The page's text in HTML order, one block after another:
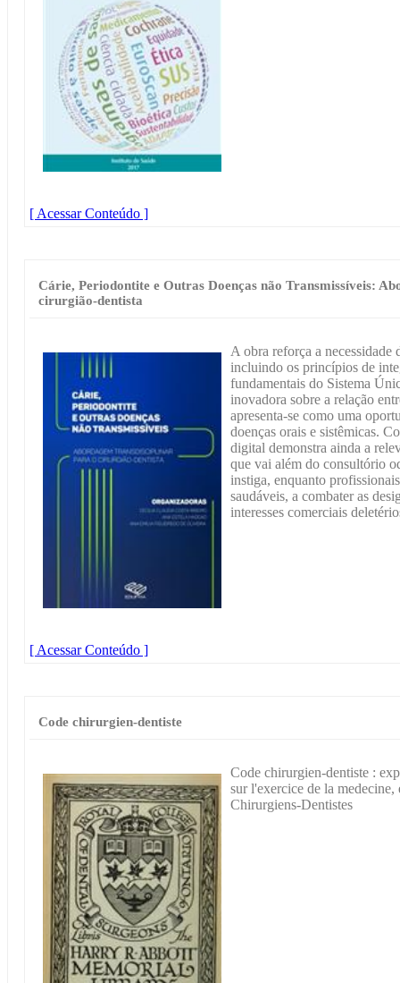
[ Acessar Conteúdo ]
Cárie, Periodontite e Outras Doenças não Transmissíveis:
cirurgião-dentista
A obra reforça a necessidade
incluindo os princípios de
fundamentais do Sistema
inovadora sobre a relação
apresenta-se como uma
doenças orais e sistêmicas.
digital demonstra ainda a
que vai além do consultório
instiga, enquanto
saudáveis, a combater as
interesses comerciais
[ Acessar Conteúdo ]
Code chirurgien-dentiste
Code chirurgien-dentiste :
sur l'exercice de la
Chirurgiens-Dentistes